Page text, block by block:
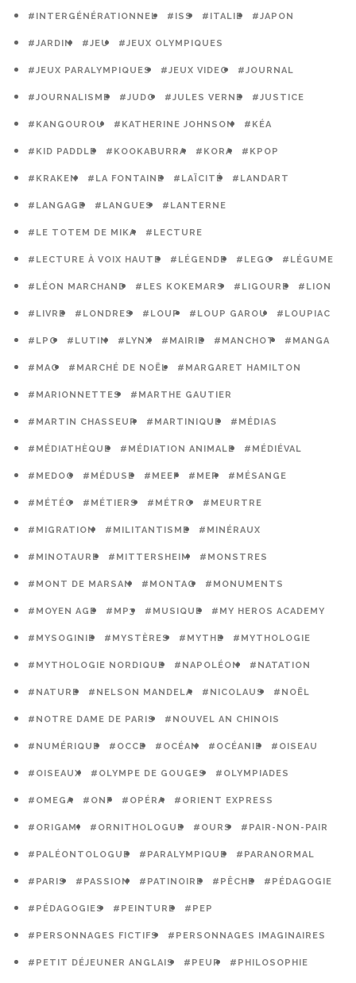
#INTERGÉNÉRATIONNEL #ISS #ITALIE #JAPON
#JARDIN #JEU #JEUX OLYMPIQUES
#JEUX PARALYMPIQUES #JEUX VIDEO #JOURNAL
#JOURNALISME #JUDO #JULES VERNE #JUSTICE
#KANGOUROU #KATHERINE JOHNSON #KÉA
#KID PADDLE #KOOKABURRA #KORA #KPOP
#KRAKEN #LA FONTAINE #LAÏCITÉ #LANDART
#LANGAGE #LANGUES #LANTERNE
#LE TOTEM DE MIKA #LECTURE
#LECTURE À VOIX HAUTE #LÉGENDE #LEGO #LÉGUME
#LÉON MARCHAND #LES KOKEMARS #LIGOURE #LION
#LIVRE #LONDRES #LOUP #LOUP GAROU #LOUPIAC
#LPO #LUTIN #LYNX #MAIRIE #MANCHOT #MANGA
#MAO #MARCHÉ DE NOËL #MARGARET HAMILTON
#MARIONNETTES #MARTHE GAUTIER
#MARTIN CHASSEUR #MARTINIQUE #MÉDIAS
#MÉDIATHÈQUE #MÉDIATION ANIMALE #MÉDIÉVAL
#MEDOC #MÉDUSE #MEEF #MER #MÉSANGE
#MÉTÉO #MÉTIERS #MÉTRO #MEURTRE
#MIGRATION #MILITANTISME #MINÉRAUX
#MINOTAURE #MITTERSHEIM #MONSTRES
#MONT DE MARSAN #MONTAG #MONUMENTS
#MOYEN AGE #MP3 #MUSIQUE #MY HEROS ACADEMY
#MYSOGINIE #MYSTÈRES #MYTHE #MYTHOLOGIE
#MYTHOLOGIE NORDIQUE #NAPOLÉON #NATATION
#NATURE #NELSON MANDELA #NICOLAUS #NOËL
#NOTRE DAME DE PARIS #NOUVEL AN CHINOIS
#NUMÉRIQUE #OCCE #OCÉAN #OCÉANIE #OISEAU
#OISEAUX #OLYMPE DE GOUGES #OLYMPIADES
#OMEGA #ONF #OPÉRA #ORIENT EXPRESS
#ORIGAMI #ORNITHOLOGUE #OURS #PAIR-NON-PAIR
#PALÉONTOLOGUE #PARALYMPIQUE #PARANORMAL
#PARIS #PASSION #PATINOIRE #PÊCHE #PÉDAGOGIE
#PÉDAGOGIES #PEINTURE #PEP
#PERSONNAGES FICTIFS #PERSONNAGES IMAGINAIRES
#PETIT DÉJEUNER ANGLAIS #PEUR #PHILOSOPHIE